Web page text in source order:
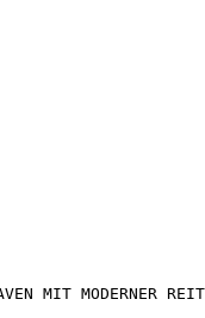
MIT MODERNER